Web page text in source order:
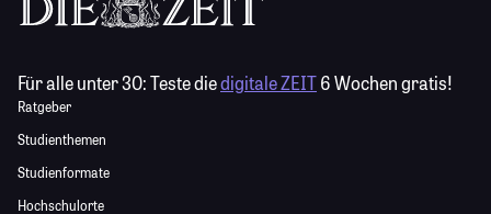
Für alle unter 30:Teste diedigitale ZEIT6 Wochen gratis!
Ratgeber
Studienthemen
Studienformate
Hochschulorte